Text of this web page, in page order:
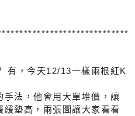
有，今天12/13一樣兩根紅K
法，他會用大單堆價，讓
墊高，兩張圖讓大家看看